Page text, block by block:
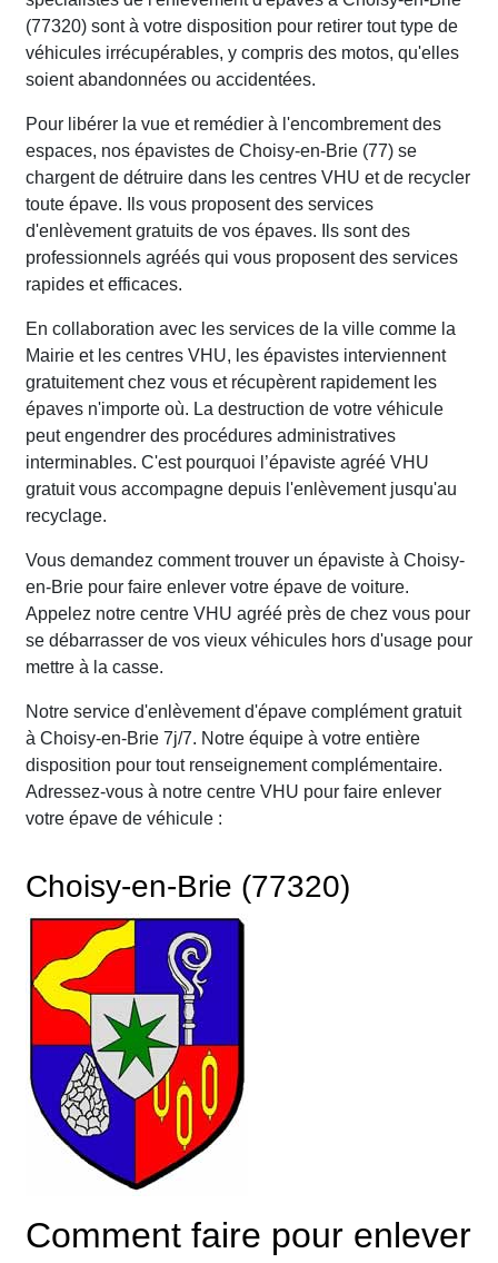
(77320) sont à votre disposition pour retirer tout type de
véhicules irrécupérables, y compris des motos, qu'elles
soient abandonnées ou accidentées.
Pour libérer la vue et remédier à l'encombrement des
espaces, nos épavistes de Choisy-en-Brie (77) se
chargent de détruire dans les centres VHU et de recycler
toute épave. Ils vous proposent des services
d'enlèvement gratuits de vos épaves. Ils sont des
professionnels agréés qui vous proposent des services
rapides et efficaces.
En collaboration avec les services de la ville comme la
Mairie et les centres VHU, les épavistes interviennent
gratuitement chez vous et récupèrent rapidement les
épaves n'importe où. La destruction de votre véhicule
peut engendrer des procédures administratives
interminables. C'est pourquoi l’épaviste agréé VHU
gratuit vous accompagne depuis l'enlèvement jusqu'au
recyclage.
Vous demandez comment trouver un épaviste à Choisy-
en-Brie pour faire enlever votre épave de voiture.
Appelez notre centre VHU agréé près de chez vous pour
se débarrasser de vos vieux véhicules hors d'usage pour
mettre à la casse.
Notre service d'enlèvement d'épave complément gratuit
à Choisy-en-Brie 7j/7. Notre équipe à votre entière
disposition pour tout renseignement complémentaire.
Adressez-vous à notre centre VHU pour faire enlever
votre épave de véhicule :
Choisy-en-Brie (77320)
Comment faire pour enlever